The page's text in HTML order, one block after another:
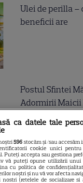
Ulei de perilla –
beneficii are
Postul Sfintei
Adormirii Maicii
Ce vase de
ca datele tale
596 stocăm și/sau accesăm
cookie unici pentru
Puteți accepta sau gestiona
vă puteți opune utilizării
cu politica de
noștri și nu vă vor afecta
nostri (retelele de socializare